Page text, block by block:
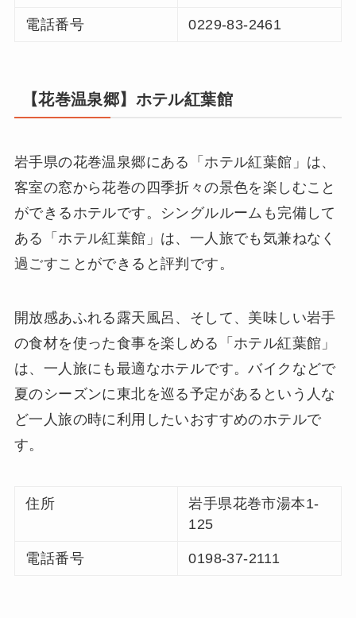
電話番号 0229-83-2461
【花巻温泉郷】ホテル紅葉館
岩手県の花巻温泉郷にある「ホテル紅葉館」は、
客室の窓から花巻の四季折々の景色を楽しむこと
ができるホテルです。シングルルームも完備して
ある「ホテル紅葉館」は、一人旅でも気兼ねなく
過ごすことができると評判です。
開放感あふれる露天風呂、そして、美味しい岩手
の食材を使った食事を楽しめる「ホテル紅葉館」
は、一人旅にも最適なホテルです。バイクなどで
夏のシーズンに東北を巡る予定があるという人な
ど一人旅の時に利用したいおすすめのホテルで
す。
住所
岩手県花巻市湯本1-
125
電話番号 0198-37-2111